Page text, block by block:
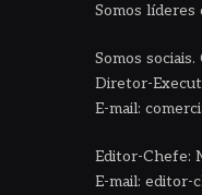
Somos líderes
Somos
Diretor-
E-mail:
Editor-Chefe:
E-mail: editor-